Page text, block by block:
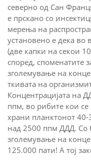
северно од Сан
е прскано со
мерења на
установено е дека во
(две капки на секои
според, споменатите
зголемување на
ткивата на
Концентрацијата на
ппм, во рибите кои се
храни планктонот
над 2500 ппм ДДД. Со
зголемување на
125.000 пати! А тој